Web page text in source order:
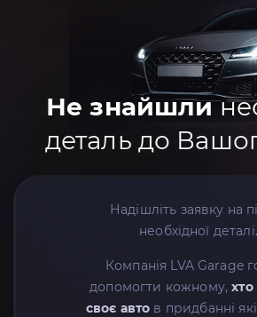
Не знайшли
деталь до
Надішліть заявку на
необхідної деталі.
Компанія LVA Garage
допомогти кожному,
своє авто в придбанні